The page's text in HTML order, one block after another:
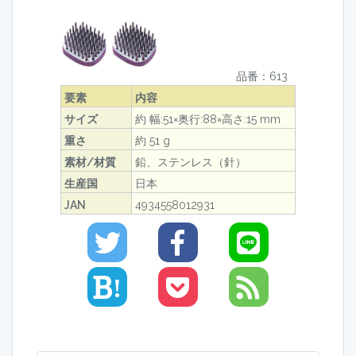
品番：613
要素
内容
サイズ
約 幅:51×奥行:88×高さ:15 mm
重さ
約 51 g
素材/材質
鉛、ステンレス（針）
生産国
日本
JAN
4934558012931
!